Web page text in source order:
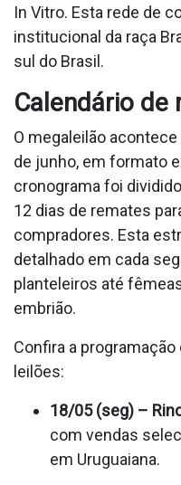
In Vitro. Esta rede de
institucional da raça
sul do Brasil.
Calendário de
O megaleilão
de junho, em formato
cronograma foi
12 dias de remates
compradores. Esta
detalhado em cada
planteleiros até
embrião.
Confira a
leilões:
18/05 (seg) –
com vendas
em Uruguaiana.